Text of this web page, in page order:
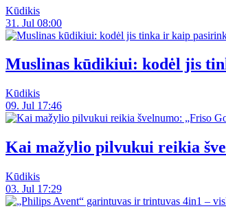
Kūdikis
31. Jul 08:00
Muslinas kūdikiui: kodėl jis
Kūdikis
09. Jul 17:46
Kai mažylio pilvukui reikia
Kūdikis
03. Jul 17:29